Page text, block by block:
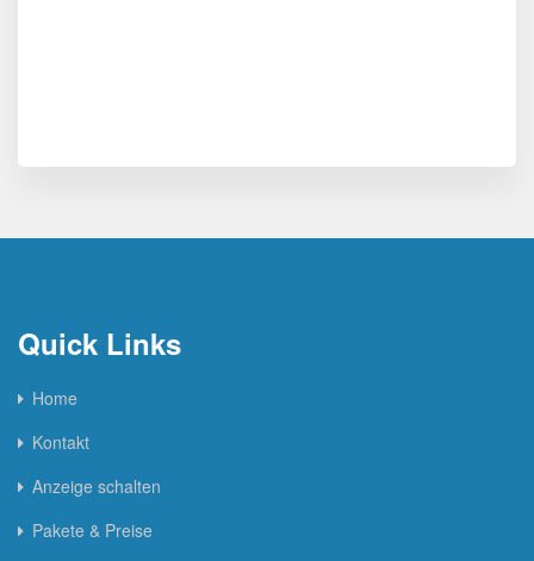
Quick Links
Home
Kontakt
Anzeige schalten
Pakete & Preise